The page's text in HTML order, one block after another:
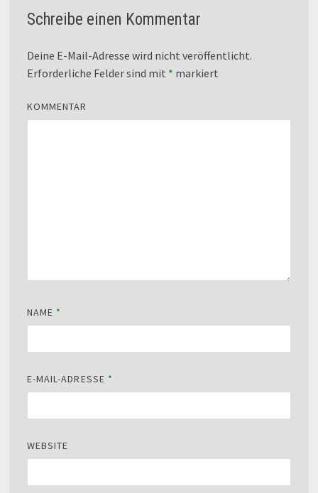
Schreibe einen Kommentar
Deine E-Mail-Adresse wird nicht veröffentlicht.
Erforderliche Felder sind mit * markiert
KOMMENTAR
NAME *
E-MAIL-ADRESSE *
WEBSITE